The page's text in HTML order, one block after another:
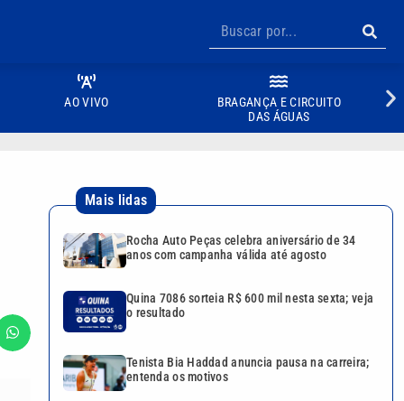
AO VIVO
BRAGANÇA E CIRCUITO
DAS ÁGUAS
Mais lidas
Rocha Auto Peças celebra aniversário de 34
anos com campanha válida até agosto
Quina 7086 sorteia R$ 600 mil nesta sexta; veja
o resultado
Tenista Bia Haddad anuncia pausa na carreira;
entenda os motivos